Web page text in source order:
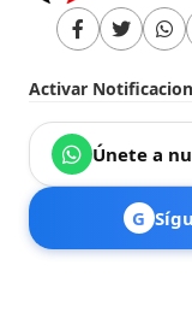
Activar
Únete a
G